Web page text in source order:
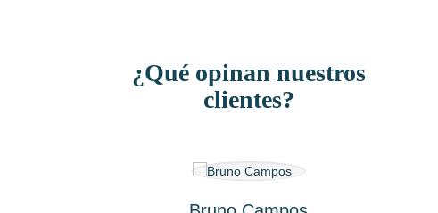
¿Qué opinan nuestros
clientes?